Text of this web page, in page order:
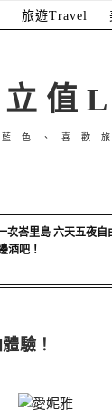
旅遊Travel
立值
藍色、喜
次峇里島 六天五夜自
酒吧！
驗！